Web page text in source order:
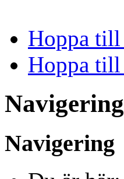
Hoppa
Hoppa
Navigering